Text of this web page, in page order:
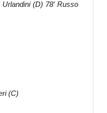
Urlandini (D) 78′ Russo
(C)